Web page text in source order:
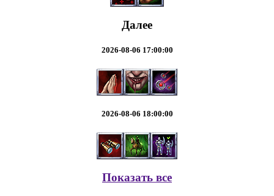
Далее
2026-08-06 17:00:00
2026-08-06 18:00:00
Показать все